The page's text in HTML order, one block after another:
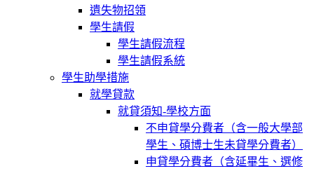
遺失物招領
學生請假
學生請假流程
學生請假系統
學生助學措施
就學貸款
就貸須知-學校方面
不申貸學分費者（含一般大學部
學生、碩博士生未貸學分費者）
申貸學分費者（含延畢生、選修